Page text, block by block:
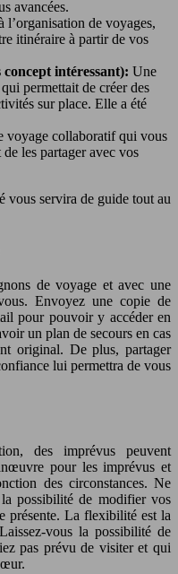
avancées.
l’organisation de voyages,
itinéraire à partir de vos
intéressant): Une
permettait de créer des
sur place. Elle a été
voyage collaboratif qui vous
les partager avec vos
vous servira de guide tout au
de voyage et avec une
Envoyez une copie de
pour pouvoir y accéder en
un plan de secours en cas
original. De plus, partager
lui permettra de vous
des imprévus peuvent
pour les imprévus et
des circonstances. Ne
possibilité de modifier vos
présente. La flexibilité est la
vous la possibilité de
pas prévu de visiter et qui